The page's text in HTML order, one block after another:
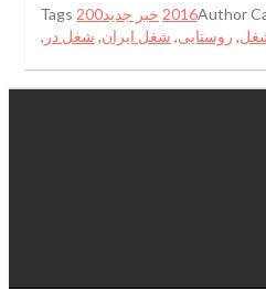
Author خبر جدید Tags 200
, روستایی, شغل ایران, شغل در ,